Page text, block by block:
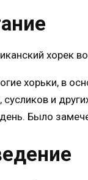
хорьки, в
и
Было